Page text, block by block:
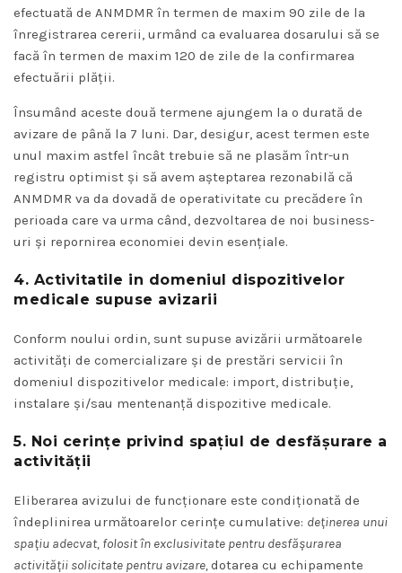
efectuată de ANMDMR în termen de maxim 90 zile de la
înregistrarea cererii, urmând ca evaluarea dosarului să se
facă în termen de maxim 120 de zile de la confirmarea
efectuării plății.
Însumând aceste două termene ajungem la o durată de
avizare de până la 7 luni. Dar, desigur, acest termen este
unul maxim astfel încât trebuie să ne plasăm într-un
registru optimist și să avem așteptarea rezonabilă că
ANMDMR va da dovadă de operativitate cu precădere în
perioada care va urma când, dezvoltarea de noi business-
uri și repornirea economiei devin esențiale.
4. Activitatile in domeniul dispozitivelor
medicale supuse avizarii
Conform noului ordin, sunt supuse avizării următoarele
activități de comercializare și de prestări servicii în
domeniul dispozitivelor medicale: import, distribuție,
instalare și/sau mentenanță dispozitive medicale.
5. Noi cerințe privind spațiul de desfășurare a
activității
Eliberarea avizului de funcționare este condiționată de
îndeplinirea următoarelor cerințe cumulative: deținerea unui
spațiu adecvat, folosit în exclusivitate pentru desfășurarea
activității solicitate pentru avizare,dotarea cu echipamente